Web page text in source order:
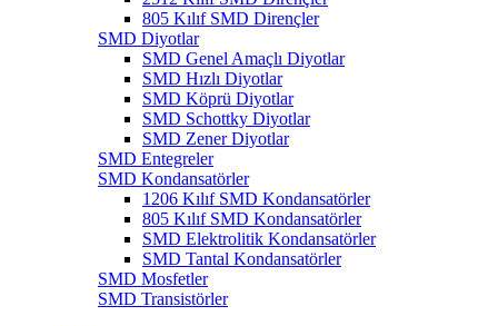
805 Kılıf SMD Dirençler
SMD Diyotlar
SMD Genel Amaçlı Diyotlar
SMD Hızlı Diyotlar
SMD Köprü Diyotlar
SMD Schottky Diyotlar
SMD Zener Diyotlar
SMD Entegreler
SMD Kondansatörler
1206 Kılıf SMD Kondansatörler
805 Kılıf SMD Kondansatörler
SMD Elektrolitik Kondansatörler
SMD Tantal Kondansatörler
SMD Mosfetler
SMD Transistörler